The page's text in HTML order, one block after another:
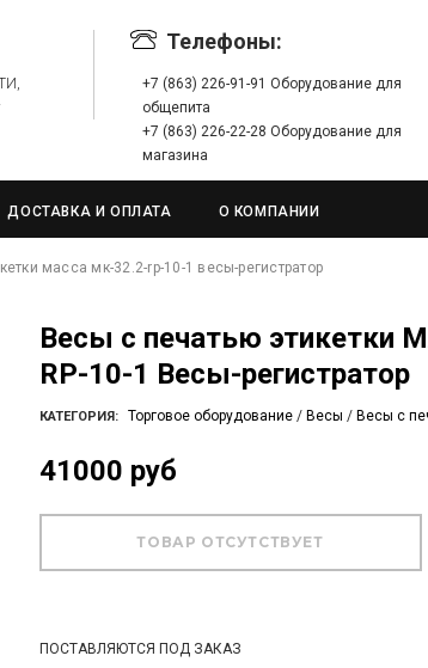
Телефоны:
+7 (863) 226-91-91 Оборудование для
общепита
+7 (863) 226-22-28 Оборудование для
магазина
ДОСТАВКА И ОПЛАТА О КОМПАНИИ
масса мк-32.2-rp-10-1 весы-регистратор
Весы с печатью этикетки МАССА МК-32.2-
RP-10-1 Весы-регистратор
КАТЕГОРИЯ: Торговое оборудование / Весы / Весы с
41000 руб
ПОСТАВЛЯЮТСЯ ПОД ЗАКАЗ